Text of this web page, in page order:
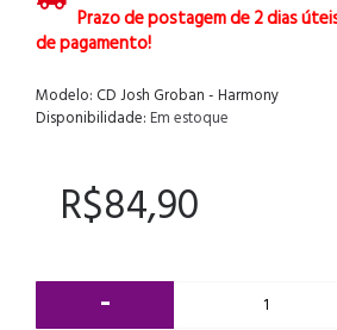
Prazo de postagem de 2 dias
de pagamento!
Modelo: CD Josh Groban - Harmony
Disponibilidade:Em estoque
R$84,90
-